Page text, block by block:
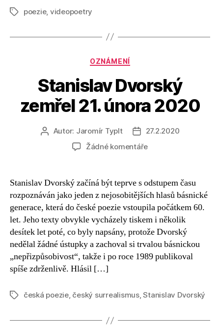
Štítkypoezie, videopoetry
Rubriky
OZNÁMENÍ
Stanislav Dvorský
zemřel 21. února 2020
Autor
příspěvku
Autor: Jaromír Typlt
Datum
příspěvku
27.2.2020
Žádné komentářeu
názvem
Stanislav
Dvorský
zemřel
21.
února
2020
Stanislav Dvorský začíná být teprve s odstupem času
rozpoznáván jako jeden z nejosobitějších hlasů básnické
generace, která do české poezie vstoupila počátkem 60.
let. Jeho texty obvykle vycházely tiskem i několik
desítek let poté, co byly napsány, protože Dvorský
nedělal žádné ústupky a zachoval si trvalou básnickou
„nepřizpůsobivost“, takže i po roce 1989 publikoval
spíše zdrženlivě. Hlásil […]
Štítkyčeská poezie, český surrealismus,Stanislav Dvorský